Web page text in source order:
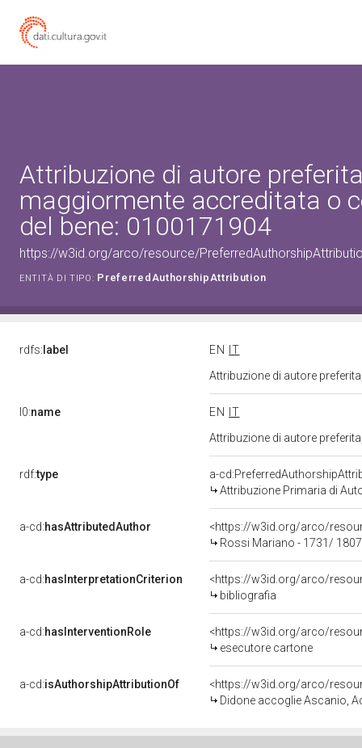
Attribuzione di autore
maggiormente accreditata o
del bene: 0100171904
https://w3id.org/arco/resource/
ENTITÀ DI TIPO: PreferredAuthorshipAttribution
rdfs: label EN
IT
Attribuzione di autore
l0:name EN
IT
Attribuzione di autore
rdf:type
a-
Attribuzione Primaria di
a-cd:hasAttributedAuthor
<https://w3id.org/arco/
Rossi Mariano - 1731/ 1807
a-cd:hasInterpretationCriterion
<https://w3id.org/arco/
bibliografia
a-cd:hasInterventionRole
<https://w3id.org/arco/
esecutore cartone
a-cd:isAuthorshipAttributionOf
<https://w3id.org/arco/
Didone accoglie Ascanio, Acate e altri esuli troiani che